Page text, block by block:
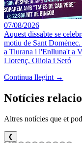
07/08/2026
Aquest dissabte se
motiu de Sant
a Tiurana i l'Enlluna't a
Llorenç, Oliola i Seró
Continua llegint →
Notícies
Altres notícies que et
❮